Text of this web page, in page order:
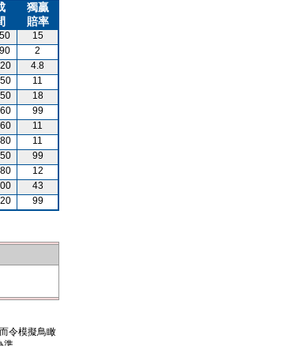
獨贏
賠率
15
2
4.8
11
18
99
11
11
99
12
43
99
令模擬鳥瞰